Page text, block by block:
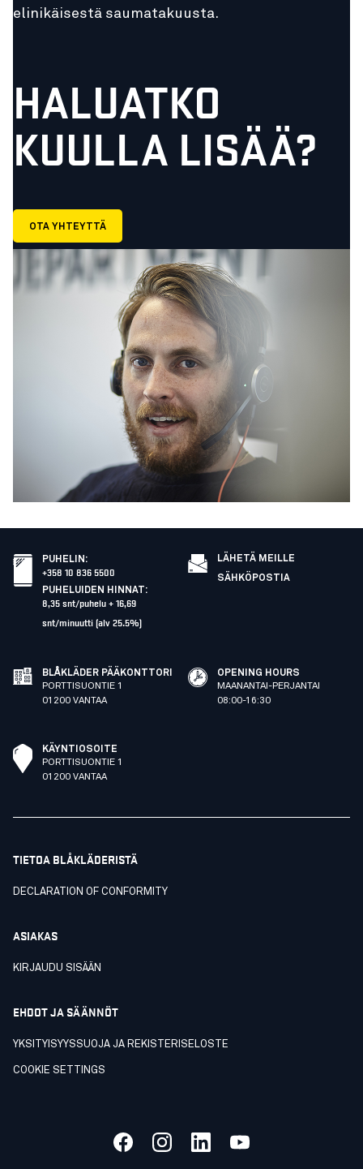
elinikäisestä saumatakuusta.
HALUATKO
KUULLA LISÄÄ?
OTA YHTEYTTÄ
PUHELIN :
+358 10 836 5500
PUHELUIDEN HINNAT:
8,35 snt/puhelu + 16,69
snt/minuutti (alv 25.5%)
LÄHETÄ MEILLE
SÄHKÖPOSTIA
BLÅKLÄDER PÄÄKONTTORI
PORTTISUONTIE 1
01200 VANTAA
OPENING HOURS
MAANANTAI-PERJANTAI
08:00-16:30
KÄYNTIOSOITE
PORTTISUONTIE 1
01200 VANTAA
TIETOA BLÅKLÄDERISTÄ
DECLARATION OF CONFORMITY
ASIAKAS
KIRJAUDU SISÄÄN
EHDOT JA SÄÄNNÖT
YKSITYISYYSSUOJA JA REKISTERISELOSTE
COOKIE SETTINGS